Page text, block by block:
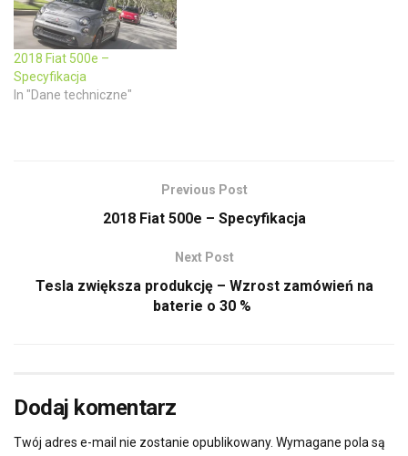
) w
)
2018 Fiat 500e –
Specyfikacja
In "Dane techniczne"
Previous Post
2018 Fiat 500e – Specyfikacja
Next Post
Tesla zwiększa produkcję – Wzrost zamówień na
baterie o 30 %
Dodaj komentarz
Twój adres e-mail nie zostanie opublikowany. Wymagane pola są